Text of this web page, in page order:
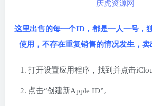
这里出售的每一个ID，都是一人一号，
使用，不存在重复销售的情况发生，卖
打开设置应用程序，找到并点击
点击“创建新Apple ID”。